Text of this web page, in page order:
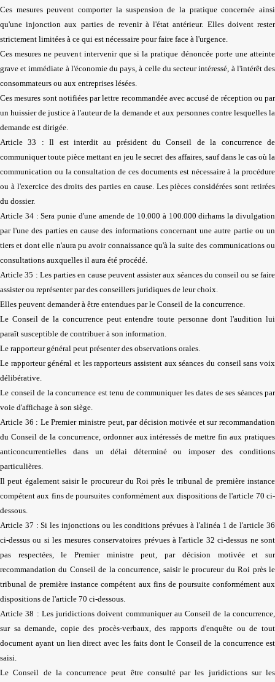
Ces mesures peuvent comporter la suspension de la pratique concernée ainsi
qu'une injonction aux parties de revenir à l'état antérieur. Elles doivent rester
strictement limitées à ce qui est nécessaire pour faire face à l'urgence.
Ces mesures ne peuvent intervenir que si la pratique dénoncée porte une atteinte
grave et immédiate à l'économie du pays, à celle du secteur intéressé, à l'intérêt des
consommateurs ou aux entreprises lésées.
Ces mesures sont notifiées par lettre recommandée avec accusé de réception ou par
un huissier de justice à l'auteur de la demande et aux personnes contre lesquelles la
demande est dirigée.
Article 33 : Il est interdit au président du Conseil de la concurrence de
communiquer toute pièce mettant en jeu le secret des affaires, sauf dans le cas où la
communication ou la consultation de ces documents est nécessaire à la procédure
ou à l'exercice des droits des parties en cause. Les pièces considérées sont retirées
du dossier.
Article 34 : Sera punie d'une amende de 10.000 à 100.000 dirhams la divulgation
par l'une des parties en cause des informations concernant une autre partie ou un
tiers et dont elle n'aura pu avoir connaissance qu'à la suite des communications ou
consultations auxquelles il aura été procédé.
Article 35 : Les parties en cause peuvent assister aux séances du conseil ou se faire
assister ou représenter par des conseillers juridiques de leur choix.
Elles peuvent demander à être entendues par le Conseil de la concurrence.
Le Conseil de la concurrence peut entendre toute personne dont l'audition lui
paraît susceptible de contribuer à son information.
Le rapporteur général peut présenter des observations orales.
Le rapporteur général et les rapporteurs assistent aux séances du conseil sans voix
délibérative.
Le conseil de la concurrence est tenu de communiquer les dates de ses séances par
voie d'affichage à son siège.
Article 36 : Le Premier ministre peut, par décision motivée et sur recommandation
du Conseil de la concurrence, ordonner aux intéressés de mettre fin aux pratiques
anticoncurrentielles dans un délai déterminé ou imposer des conditions
particulières.
Il peut également saisir le procureur du Roi près le tribunal de première instance
compétent aux fins de poursuites conformément aux dispositions de l'article 70 ci-
dessous.
Article 37 : Si les injonctions ou les conditions prévues à l'alinéa 1 de l'article 36
ci-dessus ou si les mesures conservatoires prévues à l'article 32 ci-dessus ne sont
pas respectées, le Premier ministre peut, par décision motivée et sur
recommandation du Conseil de la concurrence, saisir le procureur du Roi près le
tribunal de première instance compétent aux fins de poursuite conformément aux
dispositions de l'article 70 ci-dessous.
Article 38 : Les juridictions doivent communiquer au Conseil de la concurrence,
sur sa demande, copie des procès-verbaux, des rapports d'enquête ou de tout
document ayant un lien direct avec les faits dont le Conseil de la concurrence est
saisi.
Le Conseil de la concurrence peut être consulté par les juridictions sur les